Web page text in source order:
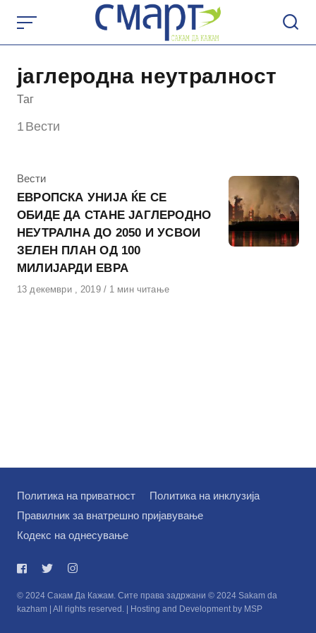
content
јаглеродна неутралност
Таг
1 Вести
КАтегорија
Вести
ЕВРОПСКА УНИЈА ЌЕ СЕ
ОБИДЕ ДА СТАНЕ ЈАГЛЕРОДНО
НЕУТРАЛНА ДО 2050 И УСВОИ
ЗЕЛЕН ПЛАН ОД 100
МИЛИЈАРДИ ЕВРА
Објавено
13 декември , 2019 1 мин читање
Политика на приватност
Политика на инклузија
Правилник за внатрешно пријавување
Кодекс на однесување
© 2024 Сакам Да Кажам. Сите права задржани © 2024 Sakam da
kazham | All rights reserved. | Hosting and Development by MSP